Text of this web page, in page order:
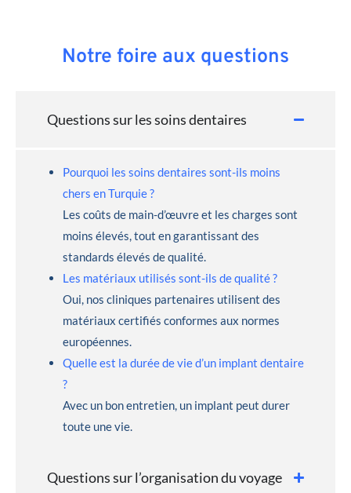
Notre foire aux questions
Questions sur les soins dentaires
Pourquoi les soins dentaires sont-ils moins
chers en Turquie ?
Les coûts de main-d’œuvre et les charges sont
moins élevés, tout en garantissant des
standards élevés de qualité.
Les matériaux utilisés sont-ils de qualité ?
Oui, nos cliniques partenaires utilisent des
matériaux certifiés conformes aux normes
européennes.
Quelle est la durée de vie d’un implant dentaire
?
Avec un bon entretien, un implant peut durer
toute une vie.
Questions sur l’organisation du voyage